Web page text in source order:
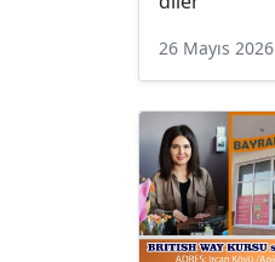
26 Mayıs 2026